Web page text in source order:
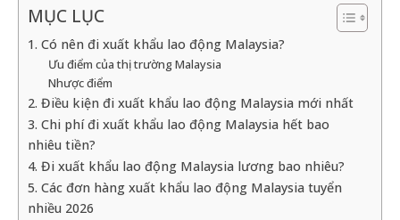
MỤC LỤC
1. Có nên đi xuất khẩu lao động Malaysia?
Ưu điểm của thị trường Malaysia
Nhược điểm
2. Điều kiện đi xuất khẩu lao động Malaysia mới nhất
3. Chi phí đi xuất khẩu lao động Malaysia hết bao
nhiêu tiền?
4. Đi xuất khẩu lao động Malaysia lương bao nhiêu?
5. Các đơn hàng xuất khẩu lao động Malaysia tuyển
nhiều 2026